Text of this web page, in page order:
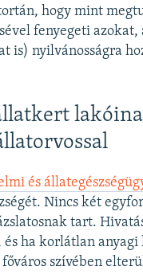
hogy mint
fenyegeti
is) nyilvánosságra
és
Nincs két
tart.
ha korlátlan anyagi
szívében